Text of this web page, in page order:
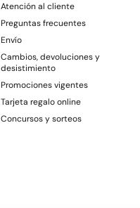
Atención al cliente
Preguntas frecuentes
Envío
Cambios, devoluciones y
desistimiento
Promociones vigentes
Tarjeta regalo online
Concursos y sorteos